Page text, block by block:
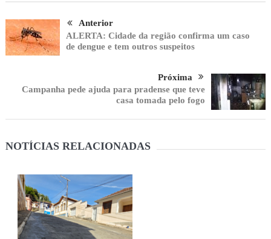
Anterior
ALERTA: Cidade da região confirma um caso
de dengue e tem outros suspeitos
Próxima
Campanha pede ajuda para pradense que teve
casa tomada pelo fogo
NOTÍCIAS RELACIONADAS